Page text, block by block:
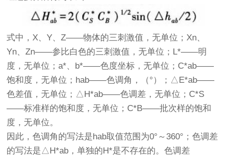
式中，X、Y、Z——物体的三刺激值，无单位；Xn、
Yn、Zn——参比白色的三刺激值，无单位；L*——明
度，无单位；a*、b*——色度坐标，无单位；C*ab——
饱和度，无单位；hab——色调角，（°）；△E*ab——
色差值，无单位；△H*ab——色调差，无单位；C*S
——标准样的饱和度，无单位；C*B——批次样的饱和
度，无单位。
因此，色调角的写法是hab取值范围为0°～360°；色调差
的写法是△H*ab，单独的H*是不存在的。色调差